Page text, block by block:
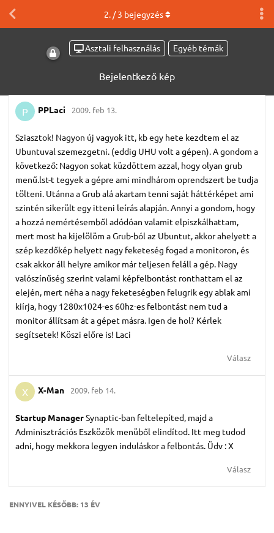
Asztali felhasználás Egyéb témák
Bejelentkező kép
2. /3 bejegyzés
P PPLaci 2009. feb 13.
Sziasztok! Nagyon új vagyok itt, kb egy hete kezdtem el az
Ubuntuval szemezgetni. (eddig UHU volt a gépen). A gondom a
következő: Nagyon sokat küzdöttem azzal, hogy olyan grub
menű.lst-t tegyek a gépre ami mindhárom oprendszert be tudja
tölteni. Utánna a Grub alá akartam tenni saját háttérképet ami
szintén sikerült egy itteni leírás alapján. Annyi a gondom, hogy
a hozzá nemértésemből adódóan valamit elpiszkálhattam,
mert most ha kijelölöm a Grub-ból az Ubuntut, akkor ahelyett a
szép kezdőkép helyett nagy feketeség fogad a monitoron, és
csak akkor áll helyre amikor már teljesen feláll a gép. Nagy
valószínűség szerint valami képfelbontást ronthattam el az
elején, mert néha a nagy feketeségben felugrik egy ablak ami
kiírja, hogy 1280x1024-es 60hz-es felbontást nem tud a
monitor állítsam át a gépet másra. Igen de hol? Kérlek
segítsetek! Köszi előre is! Laci
Válasz
X X-Man 2009. feb 14.
Startup ManagerSynaptic-ban feltelepíted, majd a
Adminisztrációs Eszközök menüből elindítod. Itt meg tudod
adni, hogy mekkora legyen induláskor a felbontás. Üdv : X
Válasz
ENNYIVEL KÉSŐBB: 13 ÉV